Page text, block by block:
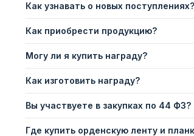
Как узнавать о новых поступлениях?
Как приобрести продукцию?
Могу ли я купить награду?
Как изготовить награду?
Вы участвуете в закупках по 44 ФЗ?
Где купить орденскую ленту и